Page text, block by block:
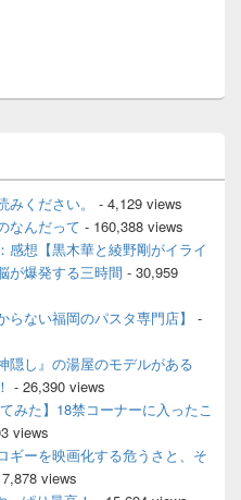
みください。
- 4,129 views
なんだって - 160,388 views
感想【黒木華と綾野剛がイライ
が爆発する三時間 - 30,959
ない福岡のパスタ専門店】
-
隠し』の湯屋のモデルがある
- 26,390 views
みた】18禁コーナーに入ったこ
views
ギーを映画化する危うさと、そ
views